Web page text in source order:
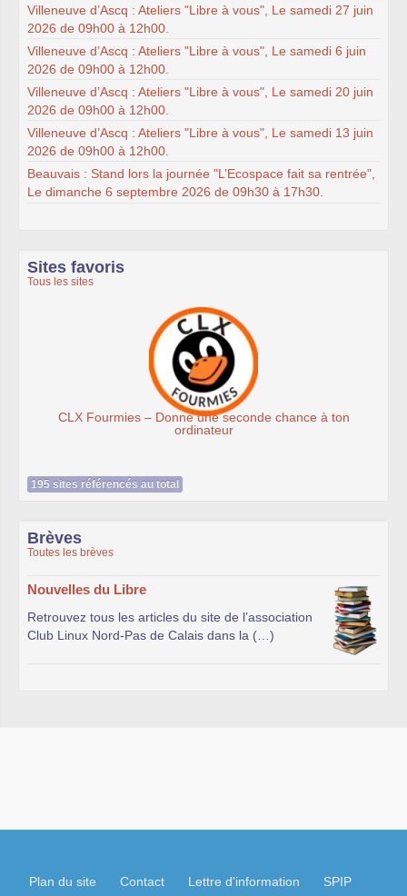
Villeneuve d’Ascq : Ateliers "Libre à vous", Le samedi 27 juin
2026 de 09h00 à 12h00.
Villeneuve d’Ascq : Ateliers "Libre à vous", Le samedi 6 juin
2026 de 09h00 à 12h00.
Villeneuve d’Ascq : Ateliers "Libre à vous", Le samedi 20 juin
2026 de 09h00 à 12h00.
Villeneuve d’Ascq : Ateliers "Libre à vous", Le samedi 13 juin
2026 de 09h00 à 12h00.
Beauvais : Stand lors la journée "L’Ecospace fait sa rentrée",
Le dimanche 6 septembre 2026 de 09h30 à 17h30.
Sites favoris
Tous les sites
– Donne une seconde chance à ton
195 sites référencés au total
Brèves
Toutes les brèves
Nouvelles du Libre
Retrouvez tous les articles du site de l’association
Club Linux Nord-Pas de Calais dans la (…)
Plan du site Contact Lettre d'information SPIP